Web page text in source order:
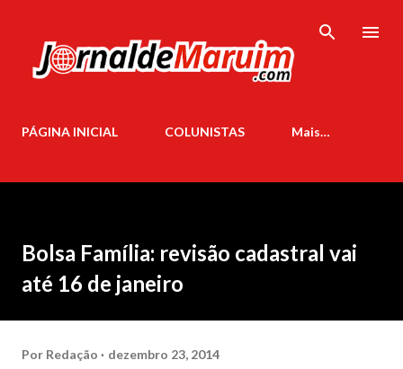
PÁGINA INICIAL COLUNISTAS Mais…
Bolsa Família: revisão cadastral vai
até 16 de janeiro
Por Redação dezembro 23, 2014